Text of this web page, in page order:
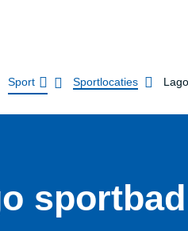
Sport Sportlocaties